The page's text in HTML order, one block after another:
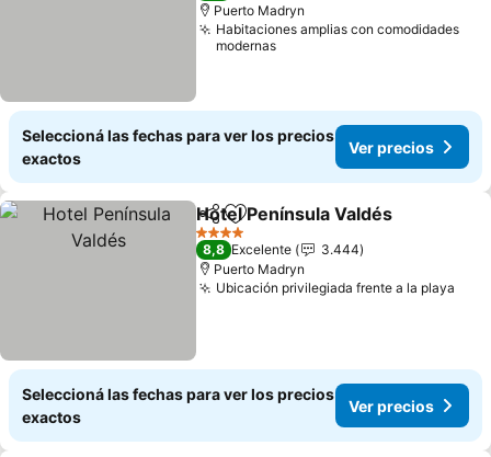
Puerto Madryn
Habitaciones amplias con comodidades
modernas
Seleccioná las fechas para ver los precios
exactos
Ver precios
CompartirAñadir a favoritos
Hotel Península Valdés
4 Estrellas
8,8 Excelente
3.444
Puerto Madryn
Ubicación privilegiada frente a la playa
Seleccioná las fechas para ver los precios
exactos
Ver precios